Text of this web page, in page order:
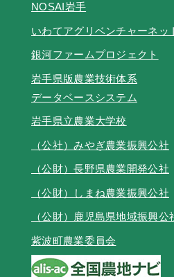
NOSAI岩手
いわてアグリベンチャーネッ
銀河ファームプロジェクト
岩手県版農業技術体系
データベースシステム
岩手県立農業大学校
（公社）みやぎ農業振興公社
（公財）長野県農業開発公社
（公財）しまね農業振興公社
（公財）鹿児島県地域振興公
紫波町農業委員会